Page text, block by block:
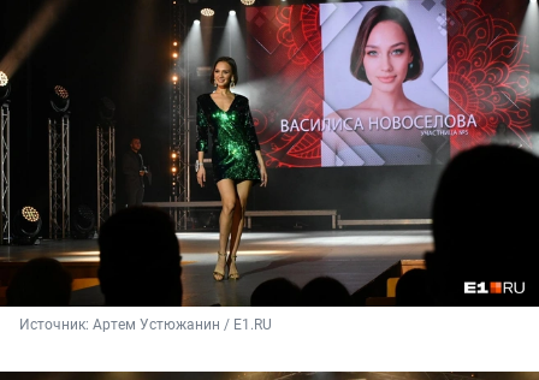
Источник: Артем Устюжанин / Е1.RU